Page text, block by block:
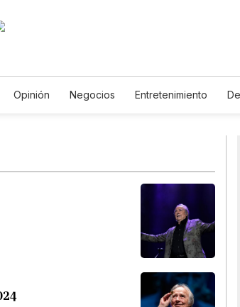
Opinión Negocios Entretenimiento